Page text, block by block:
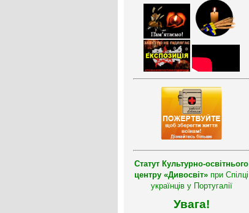
Статут Культурно-освітнього
центру «Дивосвіт» при Спілці
українців у Португалії
Увага!